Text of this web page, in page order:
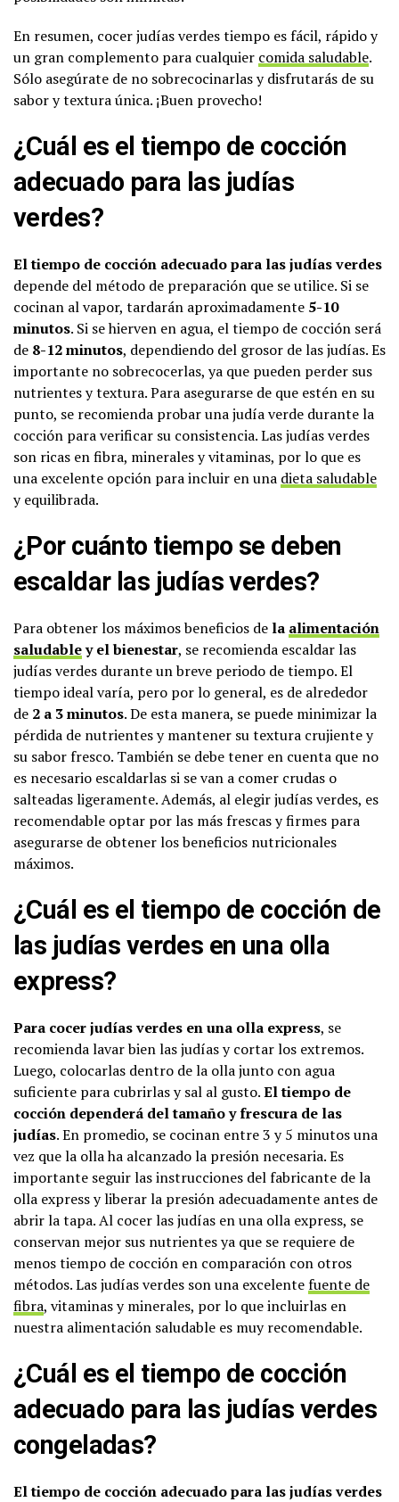
En resumen, cocer judías verdes tiempo es fácil, rápido y
un gran complemento para cualquier comida saludable.
Sólo asegúrate de no sobrecocinarlas y disfrutarás de su
sabor y textura única. ¡Buen provecho!
¿Cuál es el tiempo de cocción
adecuado para las judías
verdes?
El tiempo de cocción adecuado para las judías verdes
depende del método de preparación que se utilice. Si se
cocinan al vapor, tardarán aproximadamente 5-10
minutos. Si se hierven en agua, el tiempo de cocción será
de 8-12 minutos, dependiendo del grosor de las judías. Es
importante no sobrecocerlas, ya que pueden perder sus
nutrientes y textura. Para asegurarse de que estén en su
punto, se recomienda probar una judía verde durante la
cocción para verificar su consistencia. Las judías verdes
son ricas en fibra, minerales y vitaminas, por lo que es
una excelente opción para incluir en una dieta saludable
y equilibrada.
¿Por cuánto tiempo se deben
escaldar las judías verdes?
Para obtener los máximos beneficios de la alimentación
saludabley el bienestar, se recomienda escaldar las
judías verdes durante un breve periodo de tiempo. El
tiempo ideal varía, pero por lo general, es de alrededor
de 2 a 3 minutos. De esta manera, se puede minimizar la
pérdida de nutrientes y mantener su textura crujiente y
su sabor fresco. También se debe tener en cuenta que no
es necesario escaldarlas si se van a comer crudas o
salteadas ligeramente. Además, al elegir judías verdes, es
recomendable optar por las más frescas y firmes para
asegurarse de obtener los beneficios nutricionales
máximos.
¿Cuál es el tiempo de cocción de
las judías verdes en una olla
express?
Para cocer judías verdes en una olla express, se
recomienda lavar bien las judías y cortar los extremos.
Luego, colocarlas dentro de la olla junto con agua
suficiente para cubrirlas y sal al gusto.El tiempo de
cocción dependerá del tamaño y frescura de las
judías. En promedio, se cocinan entre 3 y 5 minutos una
vez que la olla ha alcanzado la presión necesaria. Es
importante seguir las instrucciones del fabricante de la
olla express y liberar la presión adecuadamente antes de
abrir la tapa. Al cocer las judías en una olla express, se
conservan mejor sus nutrientes ya que se requiere de
menos tiempo de cocción en comparación con otros
métodos. Las judías verdes son una excelentefuente de
fibra, vitaminas y minerales, por lo que incluirlas en
nuestra alimentación saludable es muy recomendable.
¿Cuál es el tiempo de cocción
adecuado para las judías verdes
congeladas?
El tiempo de cocción adecuado para las judías verdes